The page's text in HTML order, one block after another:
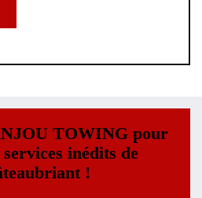
TOWING pour
inédits de
!